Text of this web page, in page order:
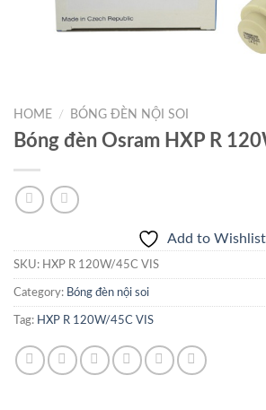
HOME / BÓNG ĐÈN NỘI SOI
Bóng đèn Osram HXP R
Add to Wishlist
SKU: HXP R 120W/45C VIS
Category: Bóng đèn nội soi
Tag: HXP R 120W/45C VIS